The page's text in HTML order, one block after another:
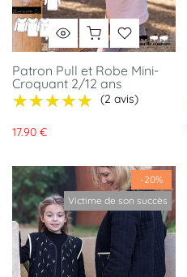
Patron Pull et Robe Mini-
Croquant 2/12 ans
★★★★★
★★★★★ (2 avis)
17.90 €
-20%
Victime de son succès